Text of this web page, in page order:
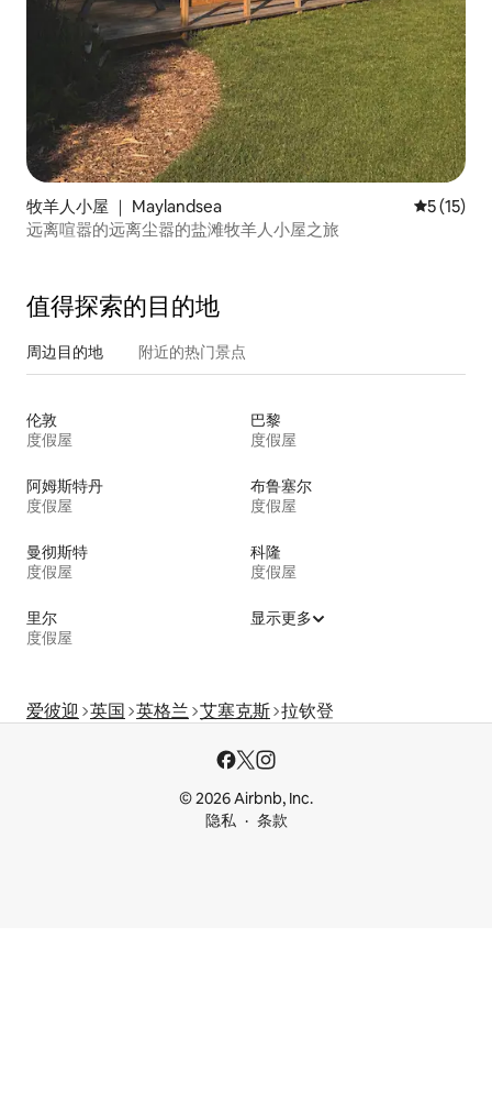
牧羊人小屋 ｜ Maylandsea 平均评分
5 (15)
远离喧嚣的远离尘嚣的盐滩牧羊人小屋之旅
值得探索的目的地
周边目的地 附近的热门景点
伦敦
度假屋
巴黎
度假屋
阿姆斯特丹
度假屋
布鲁塞尔
度假屋
曼彻斯特
度假屋
科隆
度假屋
里尔
度假屋
显示更多
爱彼迎 英国 英格兰 艾塞克斯 拉钦登
© 2026 Airbnb, Inc.
隐私
条款